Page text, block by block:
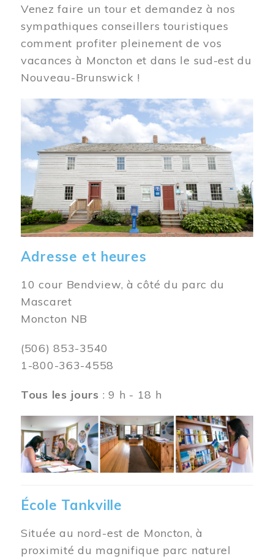
Venez faire un tour et demandez à nos
sympathiques conseillers touristiques
comment profiter pleinement de vos
vacances à Moncton et dans le sud-est du
Nouveau-Brunswick !
Image
Adresse et heures
10 cour Bendview, à côté du parc du
Mascaret
Moncton NB
(506) 853-3540
1-800-363-4558
Tous les jours : 9 h - 18 h
Image
École Tankville
Située au nord-est de Moncton, à
proximité du magnifique parc naturel